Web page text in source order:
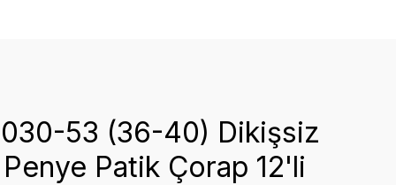
53 (36-40) Dikişsiz
Patik Çorap 12'li